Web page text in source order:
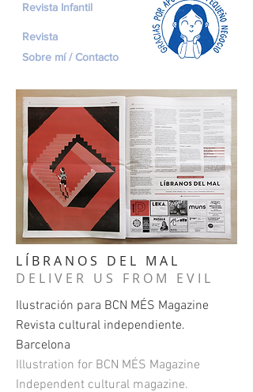
Revista Infantil
Revista
Sobre mí / Contacto
LÍBRANOS DEL MAL
DELIVER US FROM EVIL
Ilustración para BCN MÉS Magazine
Revista cultural independiente.
Barcelona
Illustration for BCN MÉS Magazine
Independent cultural magazine.